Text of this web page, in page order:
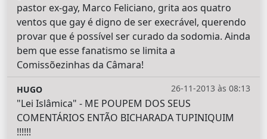
pastor ex-gay, Marco Feliciano, grita aos quatro
ventos que gay é digno de ser execrável, querendo
provar que é possível ser curado da sodomia. Ainda
bem que esse fanatismo se limita a
Comissõezinhas da Câmara!
26-11-2013 às 08:13
HUGO
"Lei Islâmica" - ME POUPEM DOS SEUS
COMENTÁRIOS ENTÃO BICHARADA TUPINIQUIM
!!!!!!